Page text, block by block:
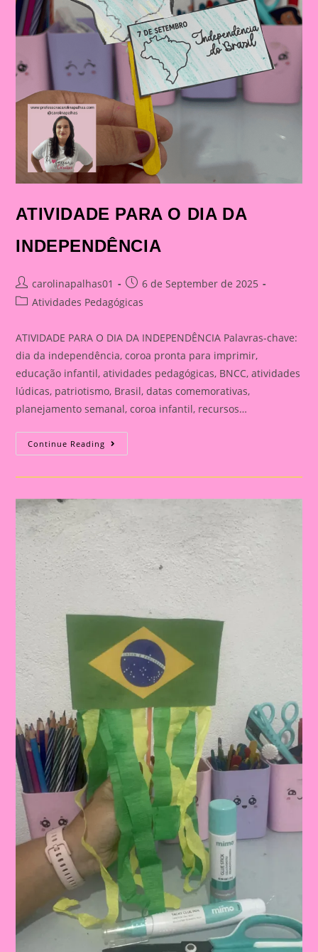
ATIVIDADE PARA O DIA DA
INDEPENDÊNCIA
Post
author:
carolinapalhas01
Post
published:
6 de September de 2025
PostAtividades Pedagógicas
ATIVIDADE PARA O DIA DA INDEPENDÊNCIA Palavras-chave:
dia da independência, coroa pronta para imprimir,
educação infantil, atividades pedagógicas, BNCC, atividades
lúdicas, patriotismo, Brasil, datas comemorativas,
planejamento semanal, coroa infantil, recursos…
Continue Reading ATIVIDADE
PARA
DIA